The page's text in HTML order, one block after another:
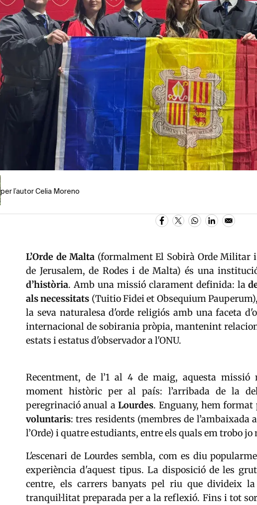
per l’autor Celia Moreno
L’Orde de Malta (formalment El Sobirà Orde Militar
de Jerusalem, de Rodes i de Malta) és una
d’història. Amb una missió clarament definida: la
als necessitats (Tuitio Fidei et Obsequium
la seva naturalesa d'orde religiós amb una faceta
internacional de sobirania pròpia, mantenint
estats i estatus d'observador a l'ONU.
Recentment, de l’1 al 4 de maig, aquesta missió
moment històric per al país: l’arribada de la
peregrinació anual aLourdes. Enguany, hem format
voluntaris: tres residents (membres de l’ambaixada
l’Orde) i quatre estudiants, entre els quals em trobo jo
L'escenari de Lourdes sembla, com es diu
experiència d'aquest tipus. La disposició de les
centre, els carrers banyats pel riu que divideix
tranquil·litat preparada per a la reflexió. Fins i tot